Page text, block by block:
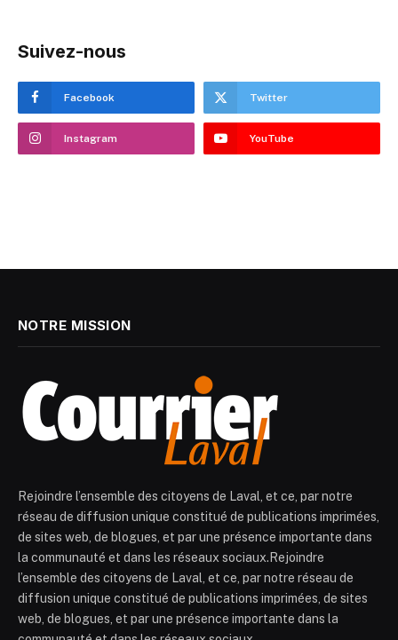
Suivez-nous
Facebook Twitter
Instagram YouTube
NOTRE MISSION
Rejoindre l’ensemble des citoyens de Laval, et ce, par notre
réseau de diffusion unique constitué de publications imprimées,
de sites web, de blogues, et par une présence importante dans
la communauté et dans les réseaux sociaux.Rejoindre
l’ensemble des citoyens de Laval, et ce, par notre réseau de
diffusion unique constitué de publications imprimées, de sites
web, de blogues, et par une présence importante dans la